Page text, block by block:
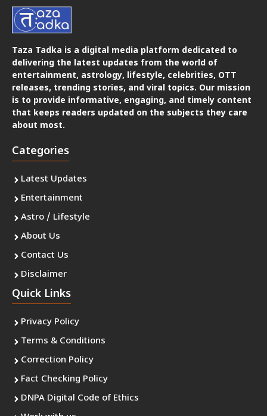
Taza Tadka is a digital media platform dedicated to
delivering the latest updates from the world of
entertainment, astrology, lifestyle, celebrities, OTT
releases, trending stories, and viral topics. Our mission
is to provide informative, engaging, and timely content
that keeps readers updated on the subjects they care
about most.
Categories
Latest Updates
Entertainment
Astro / Lifestyle
About Us
Contact Us
Disclaimer
Quick Links
Privacy Policy
Terms & Conditions
Correction Policy
Fact Checking Policy
DNPA Digital Code of Ethics